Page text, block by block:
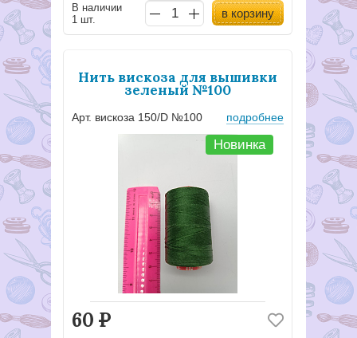
В наличии
1 шт.
в корзину
Нить вискоза для вышивки
зеленый №100
Арт. вискоза 150/D №100 подробнее
Новинка
60 Р